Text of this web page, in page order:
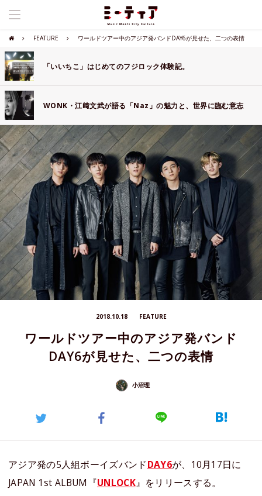
FEATURE ワールドツアー中のアジア発バンドDAY6が見せた、二つの表情
「いいちこ」はじめてのフジロック体験記。
WONK・江﨑文武が語る「Naz」の魅力と、世界に臨む意志
2018.10.18 FEATURE
ワールドツアー中のアジア発バンド
DAY6が見せた、二つの表情
小沼理
アジア発の5人組ボーイズバンドDAY6が、10月17日に
JAPAN 1st ALBUM『UNLOCK』をリリースする。